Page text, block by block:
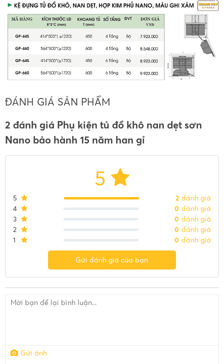
ĐÁNH GIÁ SẢN PHẨM
2 đánh giá Phụ kiện tủ đồ khô nan dẹt sơn
Nano bảo hành 15 năm han gỉ
5
5 2 đánh giá
4
0 đánh giá
3
0 đánh giá
2
0 đánh giá
1
0 đánh giá
Gửi đánh giá của bạn
Gửi ảnh